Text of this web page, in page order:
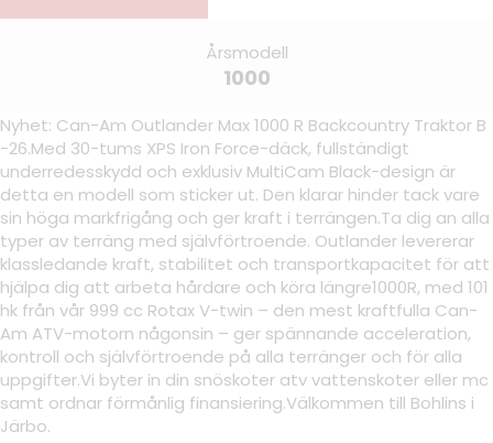
Årsmodell
1000
Nyhet: Can-Am Outlander Max 1000 R Backcountry Traktor B
-26.Med 30-tums XPS Iron Force-däck, fullständigt
underredesskydd och exklusiv MultiCam Black-design är
detta en modell som sticker ut. Den klarar hinder tack vare
sin höga markfrigång och ger kraft i terrängen.Ta dig an alla
typer av terräng med självförtroende. Outlander levererar
klassledande kraft, stabilitet och transportkapacitet för att
hjälpa dig att arbeta hårdare och köra längre1000R, med 101
hk från vår 999 cc Rotax V-twin – den mest kraftfulla Can-
Am ATV-motorn någonsin – ger spännande acceleration,
kontroll och självförtroende på alla terränger och för alla
uppgifter.Vi byter in din snöskoter atv vattenskoter eller mc
samt ordnar förmånlig finansiering.Välkommen till Bohlins i
Järbo.